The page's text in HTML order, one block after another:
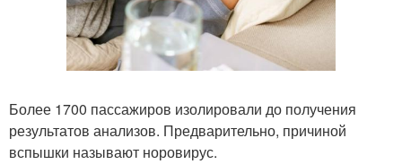
Более 1700 пассажиров изолировали до получения
результатов анализов. Предварительно, причиной
вспышки называют норовирус.